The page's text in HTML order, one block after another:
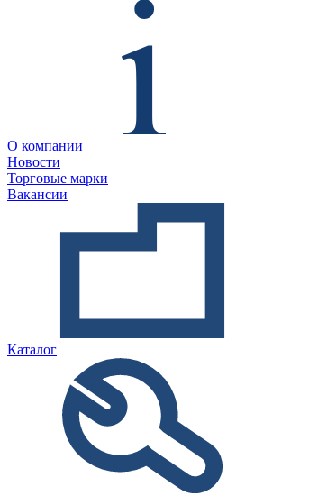
О компании
Новости
Торговые марки
Вакансии
Каталог